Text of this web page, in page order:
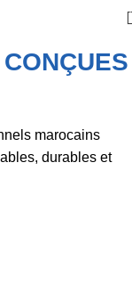
marocains
durables et